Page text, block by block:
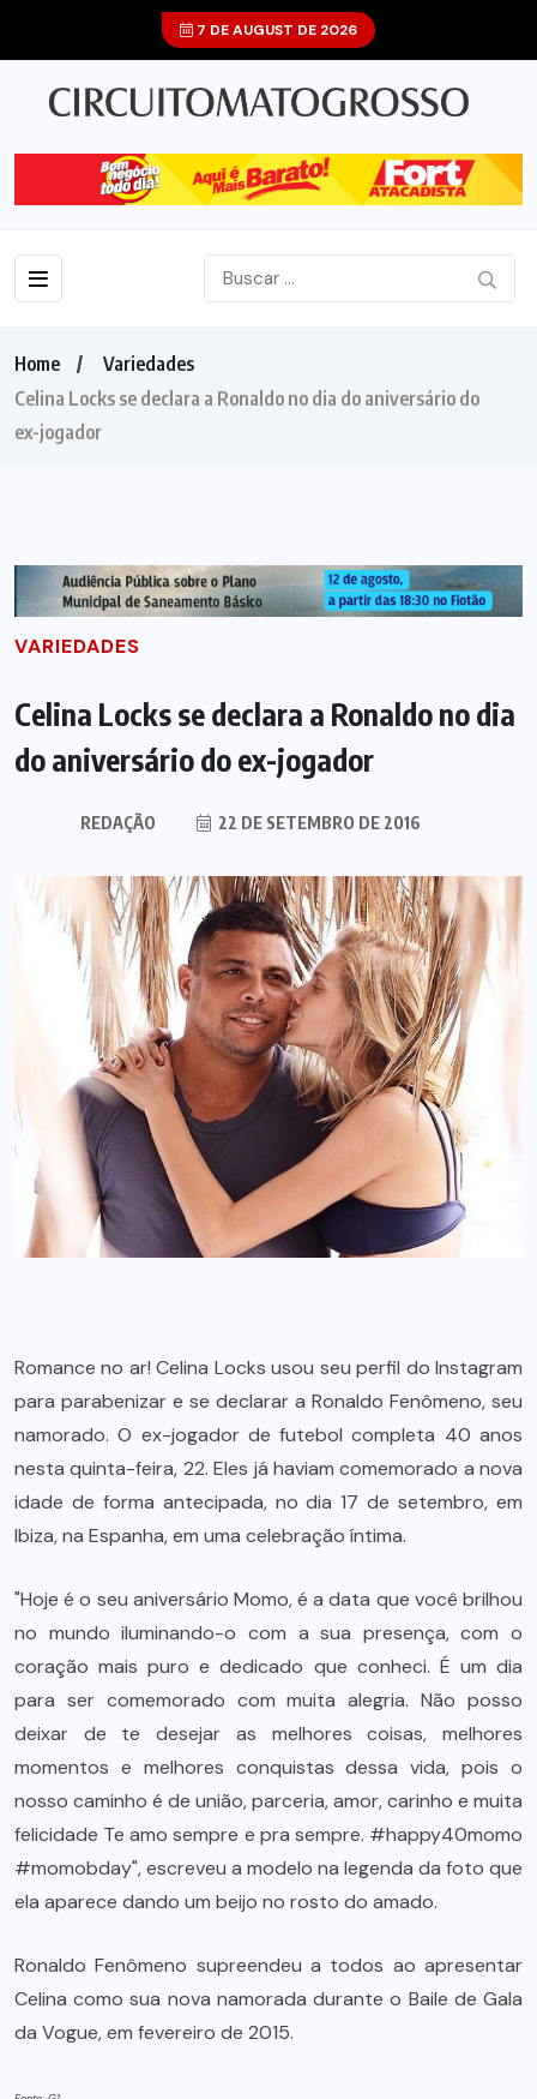
7 DE AUGUST DE 2026
Home
Variedades
Celina Locks se declara a Ronaldo no dia do aniversário do
ex-jogador
VARIEDADES
Celina Locks se declara a Ronaldo no dia
do aniversário do ex-jogador
REDAÇÃO 22 DE SETEMBRO DE 2016
Romance no ar! Celina Locks usou seu perfil do Instagram
para parabenizar e se declarar a Ronaldo Fenômeno, seu
namorado. O ex-jogador de futebol completa 40 anos
nesta quinta-feira, 22. Eles já haviam comemorado a nova
idade de forma antecipada, no dia 17 de setembro, em
Ibiza, na Espanha, em uma celebração íntima.
"Hoje é o seu aniversário Momo, é a data que você brilhou
no mundo iluminando-o com a sua presença, com o
coração mais puro e dedicado que conheci. É um dia
para ser comemorado com muita alegria. Não posso
deixar de te desejar as melhores coisas, melhores
momentos e melhores conquistas dessa vida, pois o
nosso caminho é de união, parceria, amor, carinho e muita
felicidade Te amo sempre e pra sempre. #happy40momo
#momobday", escreveu a modelo na legenda da foto que
ela aparece dando um beijo no rosto do amado.
Ronaldo Fenômeno supreendeu a todos ao apresentar
Celina como sua nova namorada durante o Baile de Gala
da Vogue, em fevereiro de 2015.